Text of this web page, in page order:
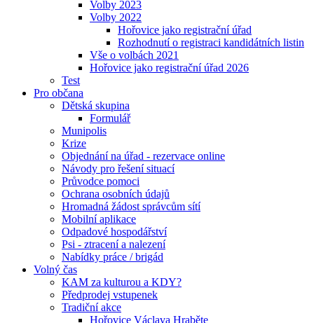
Volby 2023
Volby 2022
Hořovice jako registrační úřad
Rozhodnutí o registraci kandidátních listin
Vše o volbách 2021
Hořovice jako registrační úřad 2026
Test
Pro občana
Dětská skupina
Formulář
Munipolis
Krize
Objednání na úřad - rezervace online
Návody pro řešení situací
Průvodce pomoci
Ochrana osobních údajů
Hromadná žádost správcům sítí
Mobilní aplikace
Odpadové hospodářství
Psi - ztracení a nalezení
Nabídky práce / brigád
Volný čas
KAM za kulturou a KDY?
Předprodej vstupenek
Tradiční akce
Hořovice Václava Hraběte